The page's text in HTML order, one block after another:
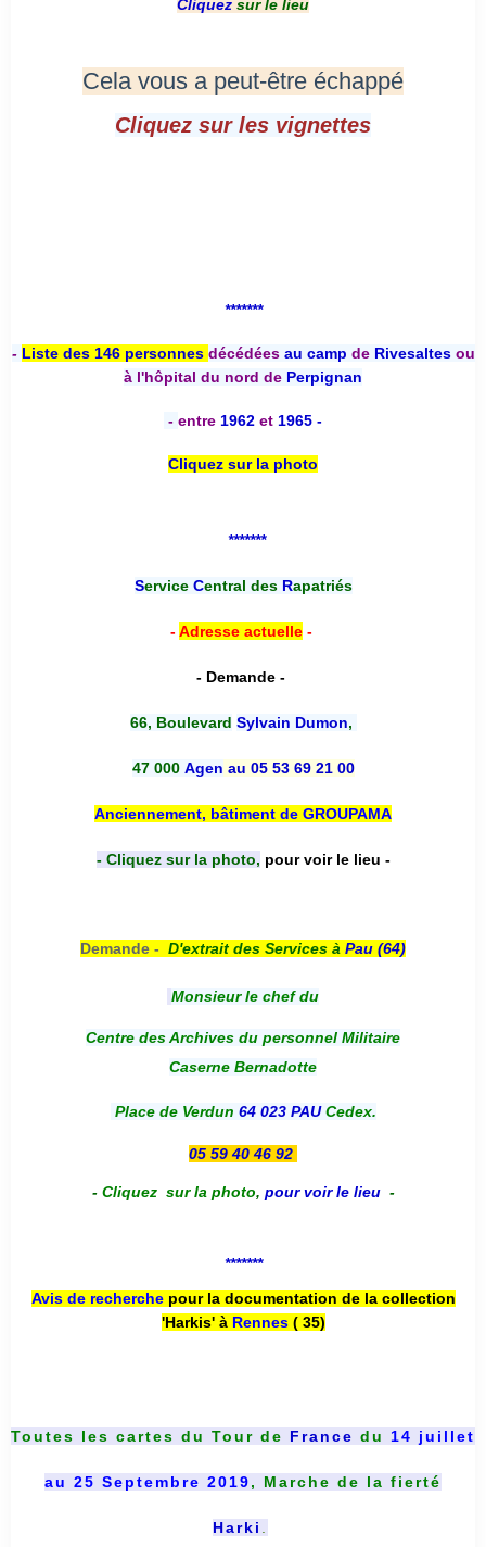
Cliquez sur le lieu
Cela vous a peut-être échappé
Cliquez sur les vignettes
*******
- Liste des 146 personnes décédées au camp deRivesaltesou
à l'hôpital du nord de Perpignan
- entre 1962 et 1965 -
Cliquez sur la photo
*******
Service Central desRapatriés
-Adresse actuelle-
- Demande -
66, Boulevard Sylvain Dumon,
47 000 Agen au 05 53 69 21 00
Anciennement, bâtiment de GROUPAMA
- Cliquez sur la photo, pour voir le lieu -
Demande - D'extrait des Services à Pau (64)
Monsieur le chef du
Centre des Archives du personnel Militaire
Caserne Bernadotte
Place de Verdun 64 023 PAUCedex.
05 59 40 46 92
- Cliquez sur la photo, pour voir le lieu -
*******
Avis de recherche pour la documentation de la collection
'Harkis' à Rennes( 35)
Toutes les cartes du Tour de France du 14 juillet
au 25 Septembre 2019, Marche de la fierté
Harki